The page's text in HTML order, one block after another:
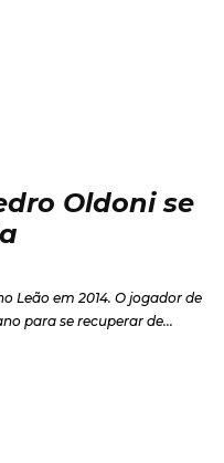
Oldoni se
Leão em 2014. O jogador de
para se recuperar de...